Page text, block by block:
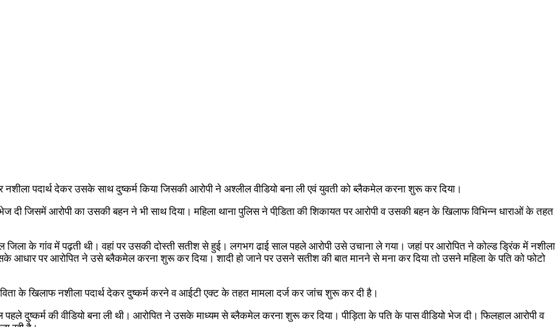
नशीला पदार्थ देकर उसके साथ दुष्कर्म किया जिसकी आरोपी ने अश्लील वीडियो बना ली एवं युवती को ब्लैकमेल करना शुरू कर दिया।
दी जिसमें आरोपी का उसकी बहन ने भी साथ दिया। महिला थाना पुलिस ने पीडि़ता की शिकायत पर आरोपी व उसकी बहन के खिलाफ विभिन्न धाराओं के तहत
के गांव में पढ़ती थी। वहां पर उसकी दोस्ती सतीश से हुई। लगभग ढाई साल पहले आरोपी उसे उचाना ले गया। जहां पर आरोपित ने कोल्ड ड्रिंक में नशीला
आधार पर आरोपित ने उसे ब्लैकमेल करना शुरू कर दिया। शादी हो जाने पर उसने सतीश की बात मानने से मना कर दिया तो उसने महिला के पति को फोटो
के खिलाफ नशीला पदार्थ देकर दुष्कर्म करने व आईटी एक्ट के तहत मामला दर्ज कर जांच शुरू कर दी है।
पहले दुष्कर्म की वीडियो बना ली थी। आरोपित ने उसके माध्यम से ब्लैकमेल करना शुरू कर दिया। पीड़िता के पति के पास वीडियो भेज दी। फिलहाल आरोपी व